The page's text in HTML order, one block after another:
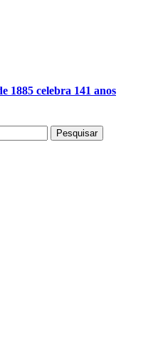
1885 celebra 141 anos